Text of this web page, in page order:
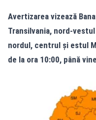
Avertizarea vizează
Transilvania, nord-
nordul, centrul și estul
de la ora 10:00, până